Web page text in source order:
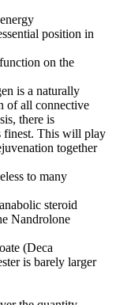
position in
on the
is a naturally
of all connective
there is
finest. This will play
together
to many
steroid
Nandrolone
(Deca
is barely larger